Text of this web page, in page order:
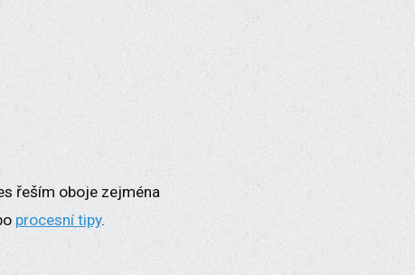
řeším oboje zejména
procesní tipy.